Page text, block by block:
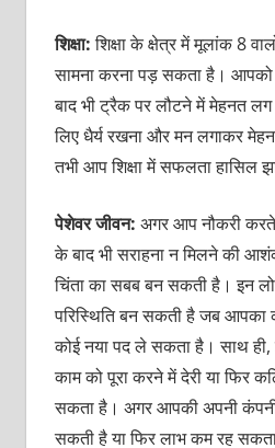
शिक्षा:शिक्षा के क्षेत्र में मूलांक 8
सामना करना पड़ सकता है।
बाद भी ट्रैक पर लौटने में मेहनत
लिए धैर्य रखना और मन लगाकर
तभी आप शिक्षा में सफलता हासिल
पेशेवर जीवन: अगर आप नौकरी
के बाद भी सराहना न मिलने की
चिंता का सबब बन सकती है। इन
परिस्थिति बन सकती है जब आपका
कोई नया पद ले सकता है। साथ
काम को पूरा करने में देरी या फिर
सकता है। अगर आपकी अपनी कंपनी
सकती है या फिर लाभ कम रह